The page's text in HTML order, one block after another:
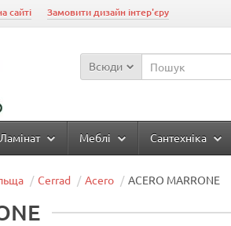
сайті Замовити дизайн інтер'єру
Всюди
Ламінат Меблі Сантехніка
Cerrad Acero ACERO MARRONE